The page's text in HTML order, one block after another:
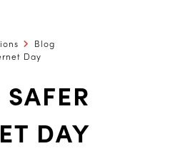
Blog
Day
DAY